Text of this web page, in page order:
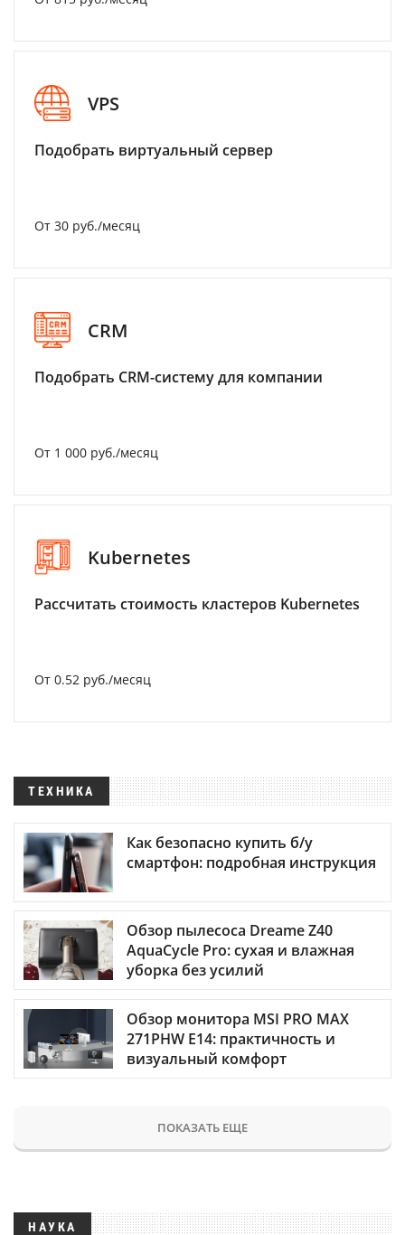
VPS
Подобрать виртуальный сервер
От 30 руб./месяц
CRM
Подобрать CRM-систему для компании
От 1 000 руб./месяц
Kubernetes
Рассчитать стоимость кластеров Kubernetes
От 0.52 руб./месяц
ТЕХНИКА
Как безопасно купить б/у
смартфон: подробная инструкция
Обзор пылесоса Dreame Z40
AquaCycle Pro: сухая и влажная
уборка без усилий
Обзор монитора MSI PRO MAX
271PHW E14: практичность и
визуальный комфорт
ПОКАЗАТЬ ЕЩЕ
НАУКА